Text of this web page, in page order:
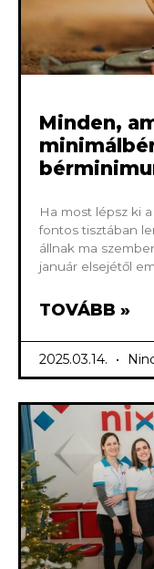
Minden,
Ha most lépsz ki
fontos tisztában
állnak ma
január elsejétől
TOVÁBB »
2025.03.14.